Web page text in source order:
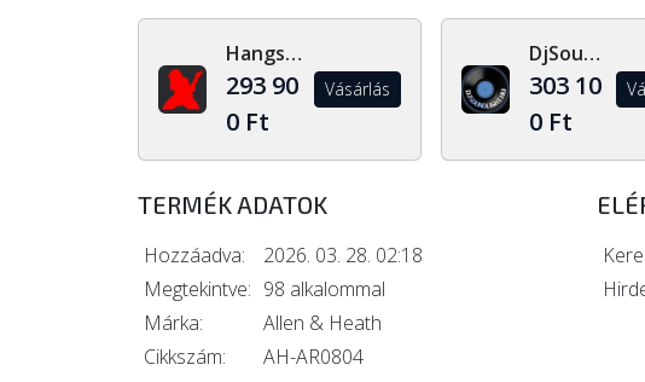
Hangszerdiszkont.hu
293 90
0 Ft
Vásárlás
DjSoundLight.hu
303 10
0 Ft
TERMÉK ADATOK
Hozzáadva:
2026. 03. 28. 02:18
Megtekintve: 98 alkalommal
Márka:
Allen & Heath
Cikkszám:
AH-AR0804